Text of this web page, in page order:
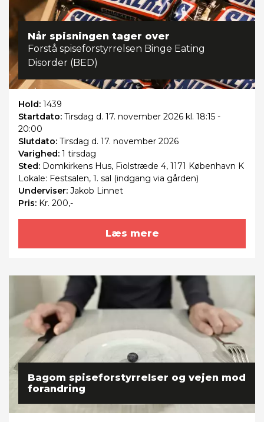
Når spisningen tager over
Forstå spiseforstyrrelsen Binge Eating
Disorder (BED)
Hold: 1439
Startdato: Tirsdag d. 17. november 2026 kl. 18:15 -
20:00
Slutdato: Tirsdag d. 17. november 2026
Varighed: 1 tirsdag
Sted: Domkirkens Hus, Fiolstræde 4, 1171 København K
Lokale: Festsalen, 1. sal (indgang via gården)
Underviser: Jakob Linnet
Pris: Kr. 200,-
Læs mere
Bagom spiseforstyrrelser og vejen mod
forandring